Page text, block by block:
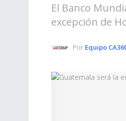
El Banco
excepción de
Por Equipo